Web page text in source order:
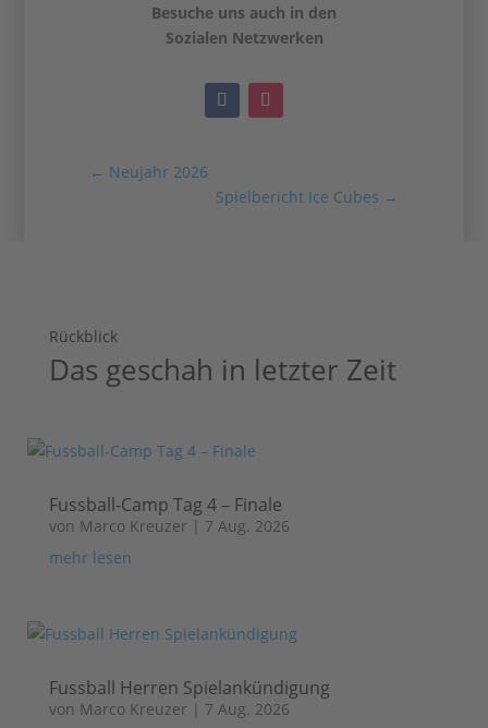
Besuche uns auch in den
Sozialen Netzwerken
← Neujahr 2026
Spielbericht Ice Cubes →
Rückblick
Das geschah in letzter Zeit
Fussball-Camp Tag 4 – Finale
von Marco Kreuzer | 7 Aug. 2026
mehr lesen
Fussball Herren Spielankündigung
von Marco Kreuzer | 7 Aug. 2026